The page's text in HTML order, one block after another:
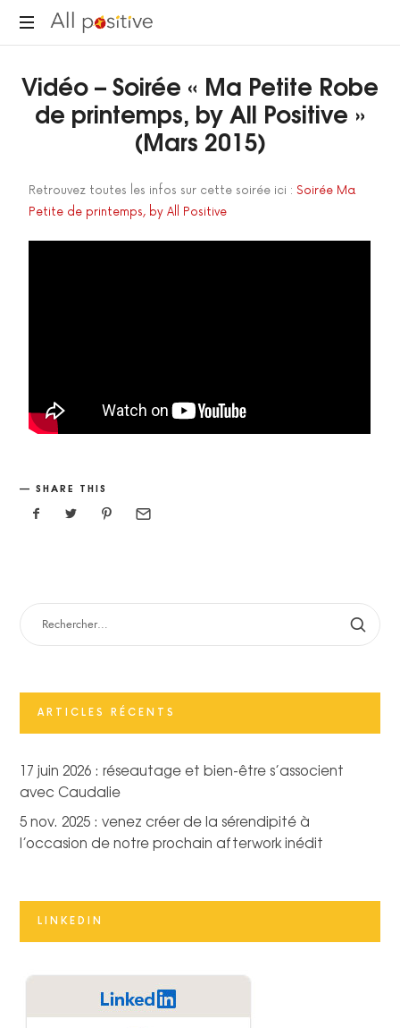
pour
se
réinventer."
Vidéo – Soirée « Ma Petite Robe
de printemps, by All Positive »
(Mars 2015)
Retrouvez toutes les infos sur cette soirée ici :Soirée Ma
Petite de printemps, by All Positive
SHARE THIS
ARTICLES RÉCENTS
17 juin 2026 : réseautage et bien-être s’associent
avec Caudalie
5 nov. 2025 : venez créer de la sérendipité à
l’occasion de notre prochain afterwork inédit
LINKEDIN